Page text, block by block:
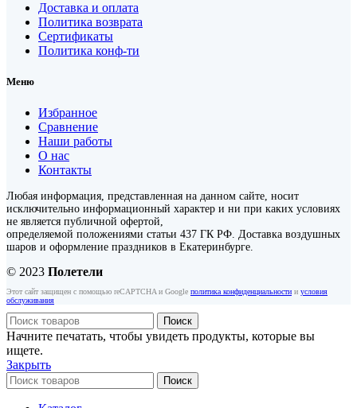
Доставка и оплата
Политика возврата
Сертификаты
Политика конф-ти
Меню
Избранное
Сравнение
Наши работы
О нас
Контакты
Любая информация, представленная на данном сайте, носит
исключительно информационный характер и ни при каких условиях
не является публичной офертой,
определяемой положениями статьи 437 ГК РФ. Доставка воздушных
шаров и оформление праздников в Екатеринбурге.
© 2023 Полетели
Этот сайт защищен с помощью reCAPTCHA и Google политика конфиденциальности и условия
обслуживания
Поиск
Начните печатать, чтобы увидеть продукты, которые вы
ищете.
Закрыть
Поиск